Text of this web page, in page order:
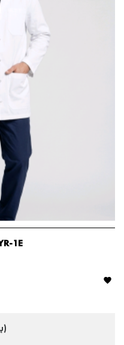
1E
